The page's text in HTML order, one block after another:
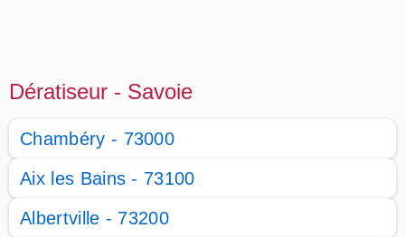
Dératiseur - Savoie
Chambéry - 73000
Aix les Bains - 73100
Albertville - 73200